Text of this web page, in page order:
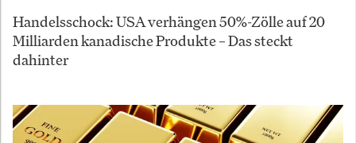
Handelsschock: USA verhängen 50%-Zölle auf 20
Milliarden kanadische Produkte – Das steckt
dahinter